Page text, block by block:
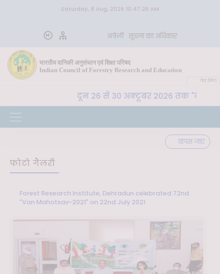
Saturday, 8 Aug, 2026 10:47:26 AM
अंग्रेज़ी सूचना का अधिकार
भारतीय वानिकी अनुसंधान एवं शिक्षा परिषद
Indian Council of Forestry Research and Education
वेब ईमेल
अ. शि. प. , देहरादून 26 से 30 अक्टूबर 2026 तक "कृषि-
वापस जाएं
फोटो गैलरी
Forest Research Institute, Dehradun celebrated 72nd
"Van Mahotsav-2021" on 22nd July 2021